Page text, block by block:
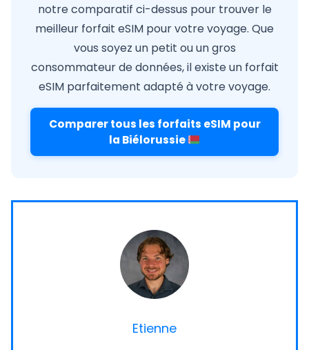
notre comparatif ci-dessus pour trouver le
meilleur forfait eSIM pour votre voyage. Que
vous soyez un petit ou un gros
consommateur de données, il existe un forfait
eSIM parfaitement adapté à votre voyage.
Comparer tous les forfaits eSIM pour
la Biélorussie
Etienne